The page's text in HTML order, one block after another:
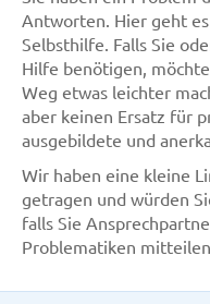
Antworten. Hier geht
Selbsthilfe. Falls Sie
Hilfe benötigen,
Weg etwas leichter
aber keinen Ersatz für
ausgebildete und
Wir haben eine kleine
getragen und würden
falls Sie
Problematiken